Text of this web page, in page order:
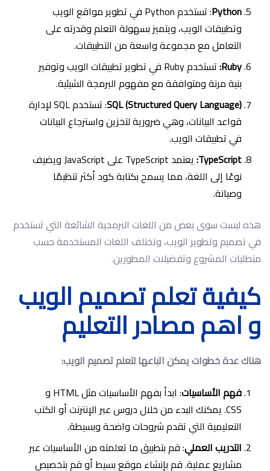
Python
: تستخدم Python في تطوير مواقع الويب
وتطبيقات الويب، ويتميز بسهولة التعلم وقدرته على
التعامل مع مجموعة واسعة من التطبيقات.
Ruby:
تستخدم Ruby في تطوير تطبيقات الويب وتوفير
بنية مرنة ومتوافقة مع مفهوم البرمجة الشيئية.
SQL (Structured Query Language)
: تستخدم SQL لإدارة
قواعد البيانات، وهي ضرورية لتخزين واسترجاع البيانات
في تطبيقات الويب.
TypeScript:
يعتمد TypeScript على JavaScript ويضيف
نوعًا إلى اللغة، مما يسمح بكتابة كود أكثر تنظيمًا
وصيانة.
هذه ليست سوى بعض من اللغات البرمجية الشائعة التي تستخدم
في تصميم وتطوير الويب، وتختلف اللغات المستخدمة حسب
متطلبات المشروع وتفضيلات المطورين.
كيفية تعلم تصميم الويب
و اهم مصادر التعليم
هناك عدة خطوات يمكن اتباعها لتعلم تصميم الويب:
فهم الأساسيات
: ابدأ بفهم الأساسيات مثل HTML و
CSS. يمكنك البدء من خلال دروس عبر الإنترنت أو الكتب
التعليمية التي تقدم شروحات واضحة وبسيطة.
التدريب العملي: قم بتطبيق ما تعلمته من الأساسيات عبر
مشاريع عملية. قم بإنشاء موقع بسيط أو قم بتخصيص